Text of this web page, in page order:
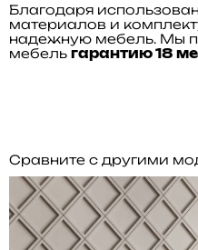
Благодаря
материалов и
надежную мебель. Мы
мебель гарантию 18
Сравните с другими